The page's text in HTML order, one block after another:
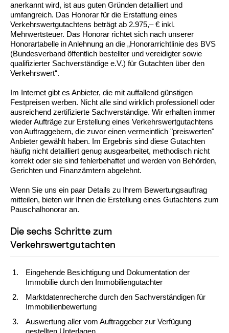
anerkannt wird, ist aus guten Gründen detailliert und
umfangreich. Das Honorar für die Erstattung eines
Verkehrswertgutachtens beträgt ab 2.975,– € inkl.
Mehrwertsteuer. Das Honorar richtet sich nach unserer
Honorartabelle in Anlehnung an die „Honorarrichtlinie des BVS
(Bundesverband öffentlich bestellter und vereidigter sowie
qualifizierter Sachverständige e.V.) für Gutachten über den
Verkehrswert“.
Im Internet gibt es Anbieter, die mit auffallend günstigen
Festpreisen werben. Nicht alle sind wirklich professionell oder
ausreichend zertifizierte Sachverständige. Wir erhalten immer
wieder Aufträge zur Erstellung eines Verkehrswertgutachtens
von Auftraggebern, die zuvor einen vermeintlich "preiswerten"
Anbieter gewählt haben. Im Ergebnis sind diese Gutachten
häufig nicht detailliert genug ausgearbeitet, methodisch nicht
korrekt oder sie sind fehlerbehaftet und werden von Behörden,
Gerichten und Finanzämtern abgelehnt.
Wenn Sie uns ein paar Details zu Ihrem Bewertungsauftrag
mitteilen, bieten wir Ihnen die Erstellung eines Gutachtens zum
Pauschalhonorar an.
Die sechs Schritte zum
Verkehrswertgutachten
Eingehende Besichtigung und Dokumentation der
Immobilie durch den Immobiliengutachter
Marktdatenrecherche durch den Sachverständigen für
Immobilienbewertung
Auswertung aller vom Auftraggeber zur Verfügung
gestellten Unterlagen